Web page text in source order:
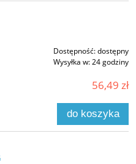
Dostępność:dostępny
Wysyłka w:24 godziny
56,49 zł
do koszyka